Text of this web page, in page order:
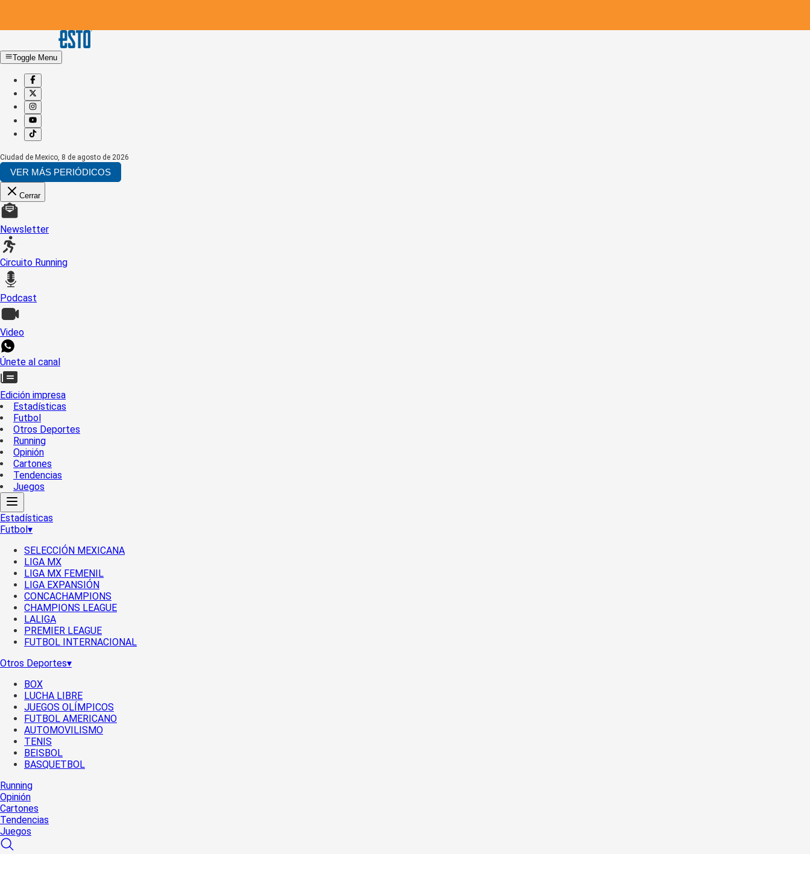
Toggle Menu
Ciudad de Mexico, 8 de agosto de 2026
VER MÁS PERIÓDICOS
Cerrar
Newsletter
Circuito Running
Podcast
Video
Únete al canal
Edición impresa
Estadísticas
Futbol
Otros Deportes
Running
Opinión
Cartones
Tendencias
Juegos
Estadísticas
Futbol▾
SELECCIÓN MEXICANA
LIGA MX
LIGA MX FEMENIL
LIGA EXPANSIÓN
CONCACHAMPIONS
CHAMPIONS LEAGUE
LALIGA
PREMIER LEAGUE
FUTBOL INTERNACIONAL
Otros Deportes▾
BOX
LUCHA LIBRE
JUEGOS OLÍMPICOS
FUTBOL AMERICANO
AUTOMOVILISMO
TENIS
BEISBOL
BASQUETBOL
Running
Opinión
Cartones
Tendencias
Juegos